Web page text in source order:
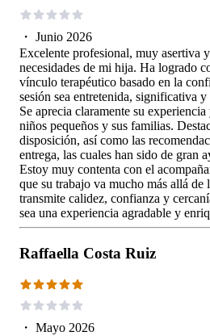
・ Junio 2026
Excelente profesional, muy asertiva
necesidades de mi hija. Ha logrado
vínculo terapéutico basado en la
sesión sea entretenida, significativa
Se aprecia claramente su
niños pequeños y sus familias.
disposición, así como las
entrega, las cuales han sido de gran
Estoy muy contenta con el
que su trabajo va mucho más allá de
transmite calidez, confianza y
sea una experiencia agradable y
Raffaella Costa Ruiz
・ Mayo 2026